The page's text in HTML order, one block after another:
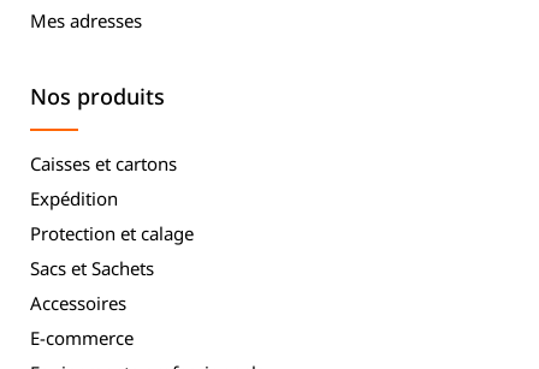
Mes adresses
Nos produits
Caisses et cartons
Expédition
Protection et calage
Sacs et Sachets
Accessoires
E-commerce